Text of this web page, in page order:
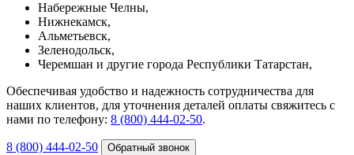
Набережные Челны,
Нижнекамск,
Альметьевск,
Зеленодольск,
Черемшан и другие города Республики Татарстан,
Обеспечивая удобство и надежность сотрудничества для
наших клиентов, для уточнения деталей оплаты свяжитесь с
нами по телефону: 8 (800) 444-02-50.
8 (800) 444-02-50